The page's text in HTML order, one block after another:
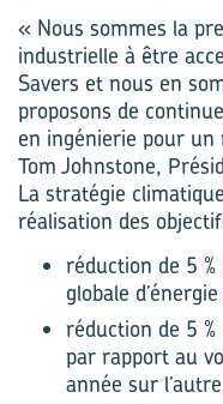
« Nous sommes la
industrielle à être
Savers et nous en
proposons de
en ingénierie pour
Tom Johnstone,
La stratégie
réalisation des
réduction de 5
globale
réduction de 5
par rapport au
année sur